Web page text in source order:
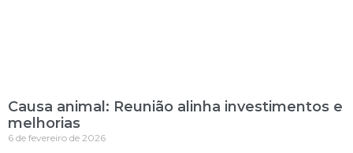
Causa animal: Reunião alinha investimentos e
melhorias
6 de fevereiro de 2026